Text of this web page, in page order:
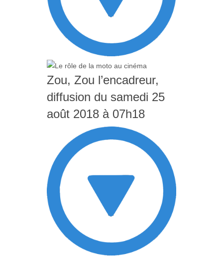
Zou, Zou l’encadreur,
diffusion du samedi 25
août 2018 à 07h18